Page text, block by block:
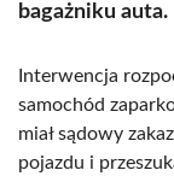
bagażniku auta.
Interwencja
samochód
miał sądowy
pojazdu i